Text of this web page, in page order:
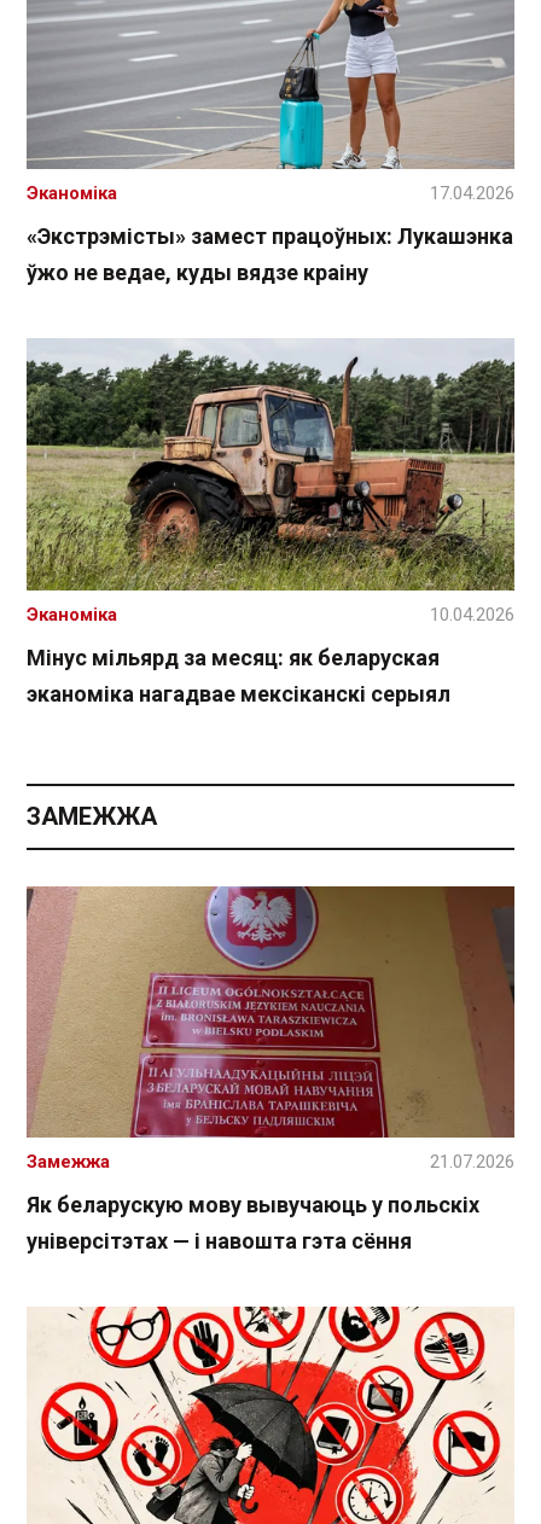
«Экстрэмісты» замест працоўных: Лукашэнка
ўжо не ведае, куды вядзе краіну
Эканоміка 17.04.2026
Мінус мільярд за месяц: як беларуская
эканоміка нагадвае мексіканскі серыял
Эканоміка 10.04.2026
ЗАМЕЖЖА
Як беларускую мову вывучаюць у польскіх
універсітэтах — і навошта гэта сёння
Замежжа 21.07.2026